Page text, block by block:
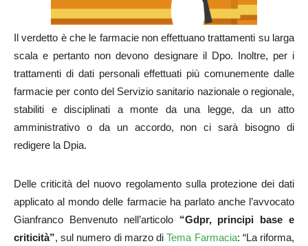
Il verdetto è che le farmacie non effettuano trattamenti su larga
scala e pertanto non devono designare il Dpo. Inoltre, per i
trattamenti di dati personali effettuati più comunemente dalle
farmacie per conto del Servizio sanitario nazionale o regionale,
stabiliti e disciplinati a monte da una legge, da un atto
amministrativo o da un accordo, non ci sarà bisogno di
redigere la Dpia.
Delle criticità del nuovo regolamento sulla protezione dei dati
applicato al mondo delle farmacie ha parlato anche l’avvocato
Gianfranco Benvenuto nell’articolo “Gdpr, principi base e
criticità”, sul numero di marzo diTema Farmacia: “La riforma,